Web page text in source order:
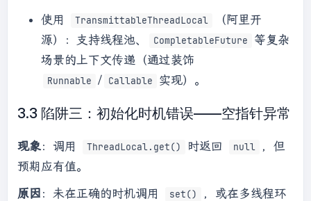
使用
TransmittableThreadLocal
（阿里开
源）：支持线程池、
CompletableFuture
等复杂
场景的上下文传递（通过装饰
Runnable / Callable 实现）。
3.3 陷阱三：初始化时机错误——空指针异常
现象：调用 ThreadLocal.get() 时返回 null
，但
预期应有值。
原因 ：未在正确的时机调用 set()
，或在多线程环